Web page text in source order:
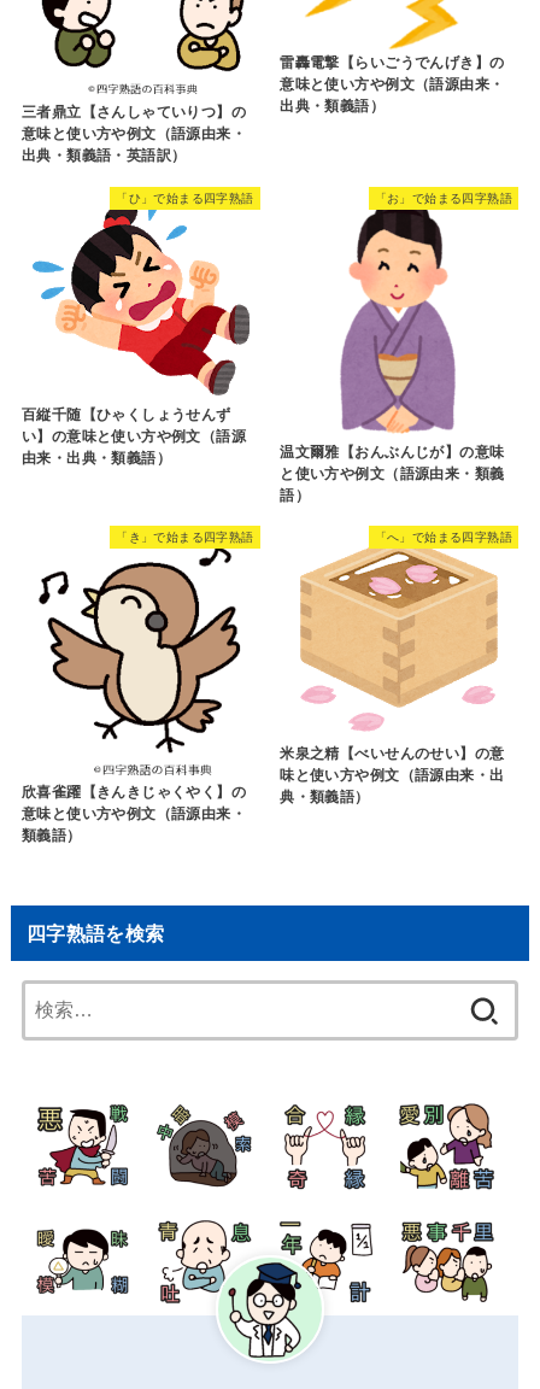
三者鼎立【さんしゃていりつ】の
意味と使い方や例文（語源由来・
出典・類義語・英語訳）
雷轟電撃【らいごうでんげき】の
意味と使い方や例文（語源由来・
出典・類義語）
「ひ」で始まる四字熟語
百縦千随【ひゃくしょうせんず
い】の意味と使い方や例文（語源
由来・出典・類義語）
「お」で始まる四字熟語
温文爾雅【おんぶんじが】の意味
と使い方や例文（語源由来・類義
語）
「き」で始まる四字熟語
欣喜雀躍【きんきじゃくやく】の
意味と使い方や例文（語源由来・
類義語）
「へ」で始まる四字熟語
米泉之精【べいせんのせい】の意
味と使い方や例文（語源由来・出
典・類義語）
四字熟語を検索
索: